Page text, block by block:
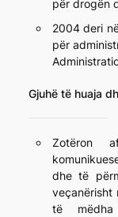
për drogën
2004 deri
për
Gjuhë të huaja
Zotëron
dhe të
veçanërisht
të mëdha